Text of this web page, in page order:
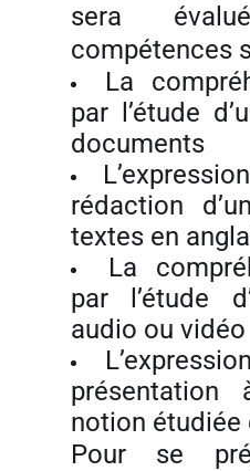
sera
compétences
La
par l’étude
documents
rédaction
textes en
La
par l’étude
audio ou vidéo
présentation
notion étudiée
Pour se